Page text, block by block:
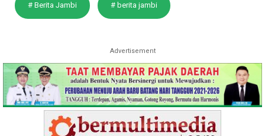
# Berita Jambi # berita jambi
Advertisement